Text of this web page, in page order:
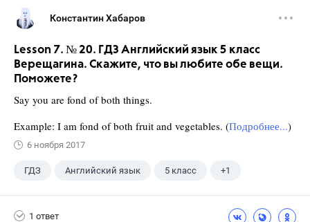
Константин Хабаров
Lesson 7. № 20. ГДЗ Английский язык 5 класс
Верещагина. Скажите, что вы любите обе вещи.
Поможете?
Say you are fond of both things.
Example: I am fond of both fruit and vegetables. (Подробнее...)
6 ноября 2017
ГДЗ Английский язык 5 класс +1
1 ответ